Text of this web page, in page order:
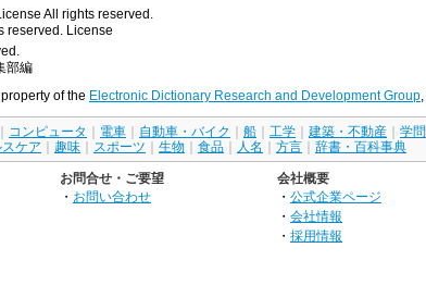
All rights reserved.
reserved. License
部編
of the Electronic Dictionary Research and Development Group
コンピュータ 電車 自動車・バイク 船 工学 建築・不動産
学問
ケア 趣味 スポーツ 生物 食品 人名 方言 辞書・百科事典
お問合せ・ご要望
・ お問い合わせ
会社概要
・ 公式企業ページ
・ 会社情報
・ 採用情報